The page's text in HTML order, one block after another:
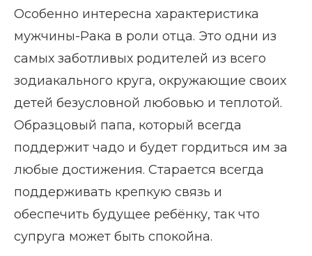
Особенно интересна характеристика
мужчины-Рака в роли отца. Это одни из
самых заботливых родителей из всего
зодиакального круга, окружающие своих
детей безусловной любовью и теплотой.
Образцовый папа, который всегда
поддержит чадо и будет гордиться им за
любые достижения. Старается всегда
поддерживать крепкую связь и
обеспечить будущее ребёнку, так что
супруга может быть спокойна.